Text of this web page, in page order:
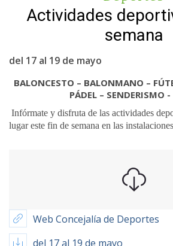
Actividades
semana
del 17 al 19 de mayo
BALONCESTO – BALONMANO –
PÁDEL – SENDERISMO
Infórmate y disfruta de las actividades
lugar este fin de semana en las
Web Concejalía de Deportes
del 17 al 19 de mayo